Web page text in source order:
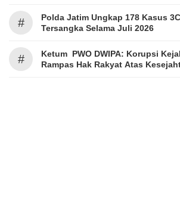
#
Polda Jatim Ungkap 178 Kasus
Tersangka Selama Juli 2026
#
Ketum PWO DWIPA: Korupsi
Rampas Hak Rakyat Atas